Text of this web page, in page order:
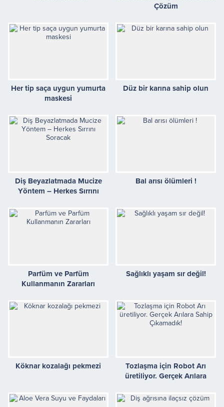
Çözüm
Her tip saça uygun yumurta
maskesi
Düz bir karına sahip olun
Diş Beyazlatmada Mucize
Yöntem – Herkes Sırrını
Bal arısı ölümleri !
Parfüm ve Parfüm
Kullanmanın Zararları
Sağlıklı yaşam sır değil!
Köknar kozalağı pekmezi
Tozlaşma için Robot Arı
üretiliyor. Gerçek Arılara